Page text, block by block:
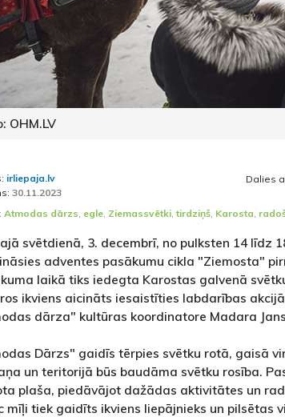
OHM.LV
irliepaja.lv
30.11.2023
Dalies
Atmodas dārzs, egle, Ziemassvētki,tirdziņš, Karosta,
svētdienā, 3. decembrī, no pulksten 14 līdz
adventes pasākumu cikla "Ziemosta"
laikā tiks iedegta Karostas galvenā
ikviens aicināts iesaistīties labdarības
dārza" kultūras koordinatore Madara
Dārzs" gaidīs tērpies svētku rotā, gaisā
un teritorijā būs baudāma svētku rosība.
plaša, piedāvājot dažādas aktivitātes un
mīļi tiek gaidīts ikviens liepājnieks un pilsētas